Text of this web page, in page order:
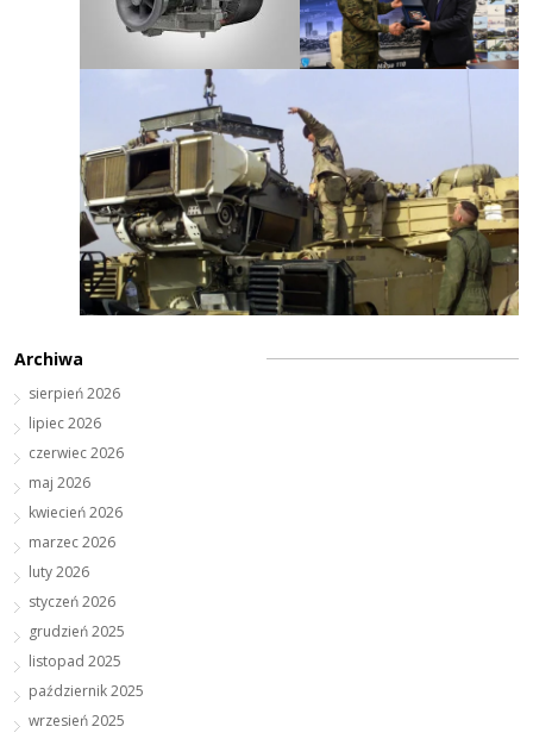
Archiwa
sierpień 2026
lipiec 2026
czerwiec 2026
maj 2026
kwiecień 2026
marzec 2026
luty 2026
styczeń 2026
grudzień 2025
listopad 2025
październik 2025
wrzesień 2025